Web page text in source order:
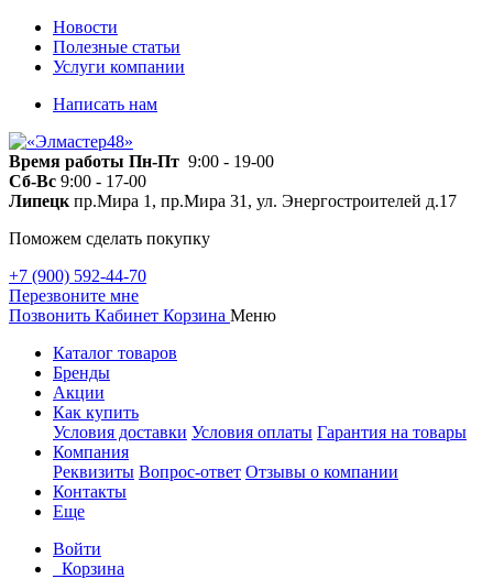
Новости
Полезные статьи
Услуги компании
Написать нам
Время работы Пн-Пт 9:00 - 19-00
Сб-Вс 9:00 - 17-00
Липецк пр.Мира 1, пр.Мира 31, ул. Энергостроителей д.17
Поможем сделать покупку
+7 (900) 592-44-70
Перезвоните мне
Позвонить Кабинет Корзина Меню
Каталог товаров
Бренды
Акции
Как купить
Условия доставки Условия оплаты Гарантия на товары
Компания
Реквизиты Вопрос-ответ Отзывы о компании
Контакты
Еще
Войти
Корзина